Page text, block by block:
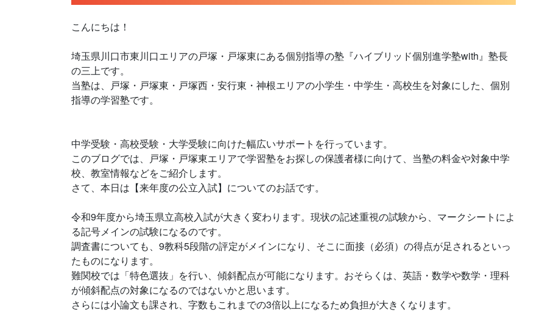
こんにちは！
埼玉県川口市東川口エリアの戸塚・戸塚東にある個別指導の塾『ハイブリッド個別進学塾with』塾長
の三上です。
当塾は、戸塚・戸塚東・戸塚西・安行東・神根エリアの小学生・中学生・高校生を対象にした、個別
指導の学習塾です。
中学受験・高校受験・大学受験に向けた幅広いサポートを行っています。
このブログでは、戸塚・戸塚東エリアで学習塾をお探しの保護者様に向けて、当塾の料金や対象中学
校、教室情報などをご紹介します。
さて、本日は【来年度の公立入試】についてのお話です。
令和9年度から埼玉県立高校入試が大きく変わります。現状の記述重視の試験から、マークシートによ
る記号メインの試験になるのです。
調査書についても、9教科5段階の評定がメインになり、そこに面接（必須）の得点が足されるといっ
たものになります。
難関校では「特色選抜」を行い、傾斜配点が可能になります。おそらくは、英語・数学や数学・理科
が傾斜配点の対象になるのではないかと思います。
さらには小論文も課され、字数もこれまでの3倍以上になるため負担が大きくなります。